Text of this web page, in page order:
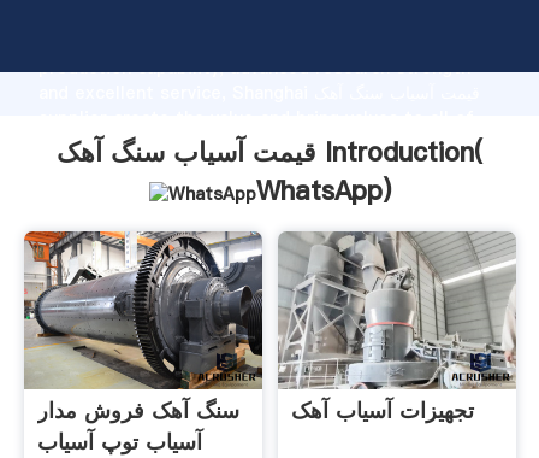
production capability, advanced research strength
customers.
قیمت آسیاب سنگ آهک Introduction(
WhatsApp)
سنگ آهک فروش مدار
آسیاب توپ آسیاب
تجهیزات آسیاب آهک